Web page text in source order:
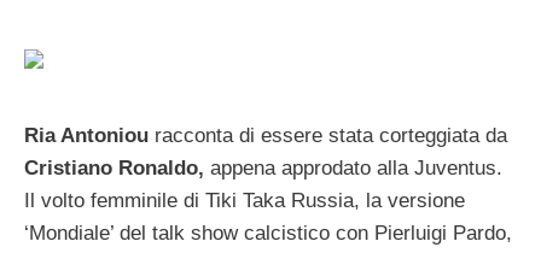
Ria Antoniou racconta di essere stata corteggiata da
Cristiano Ronaldo, appena approdato alla Juventus.
Il volto femminile di Tiki Taka Russia, la versione
‘Mondiale’ del talk show calcistico con Pierluigi Pardo,